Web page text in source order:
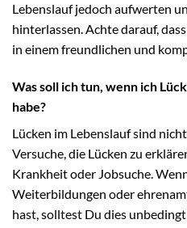
Lebenslauf jedoch aufwerten
hinterlassen. Achte darauf,
in einem freundlichen und
Was soll ich tun, wenn ich
habe?
Lücken im Lebenslauf sind
Versuche, die Lücken zu
Krankheit oder Jobsuche.
Weiterbildungen oder
hast, solltest Du dies